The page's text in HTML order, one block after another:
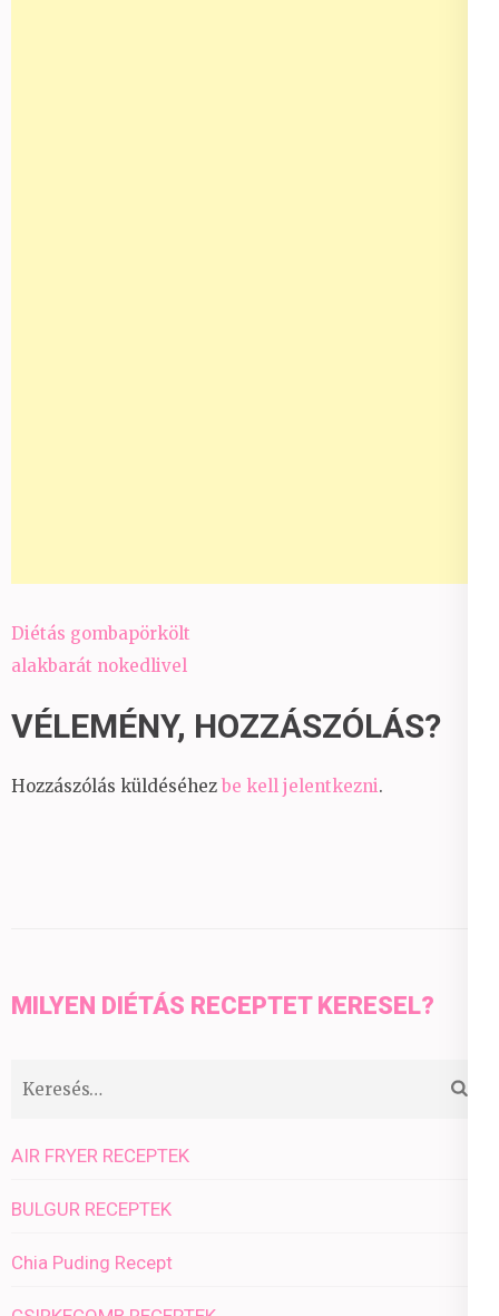
Bejegyzés
navigáció
Diétás gombapörkölt
alakbarát nokedlivel
VÉLEMÉNY, HOZZÁSZÓLÁS?
Hozzászólás küldéséhez be kell jelentkezni.
MILYEN DIÉTÁS RECEPTET KERESEL?
AIR FRYER RECEPTEK
BULGUR RECEPTEK
Chia Puding Recept